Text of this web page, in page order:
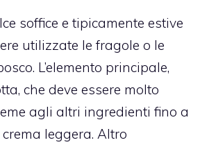
soffice e tipicamente estive
utilizzate le fragole o le
L’elemento principale,
che deve essere molto
agli altri ingredienti fino a
leggera. Altro